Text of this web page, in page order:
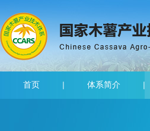
首页 体系简介